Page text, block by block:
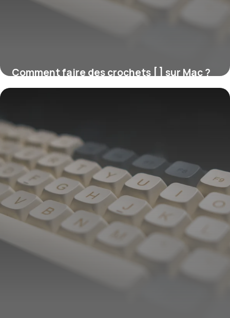
Comment faire des crochets [ ] sur Mac ?
16 juillet 2026